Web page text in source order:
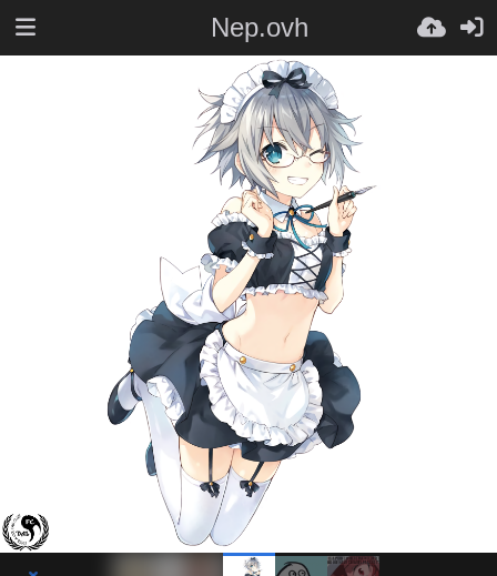
Nep.ovh